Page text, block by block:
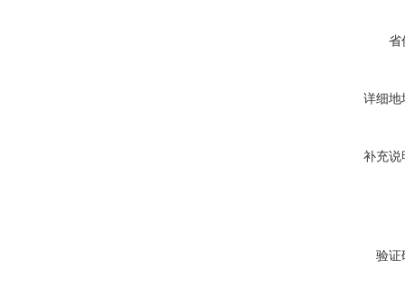
省
详细地
补充说
验证